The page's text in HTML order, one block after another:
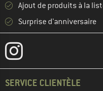
Ajout de produits à la
Surprise d'anniversaire
SERVICE CLIENTÈLE